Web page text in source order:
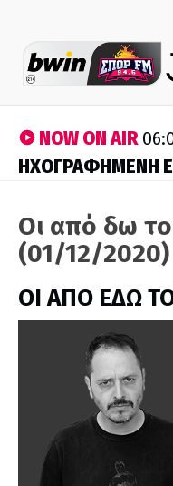
NOW ON AIR
ΗΧΟΓΡΑΦΗΜΕΝΗ
Οι από δω
(01/12/2020)
ΟΙ ΑΠΟ ΕΔΩ